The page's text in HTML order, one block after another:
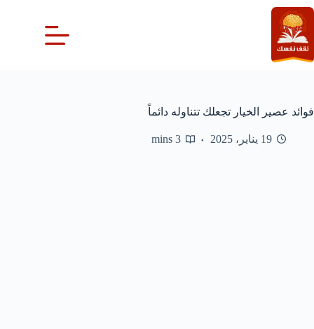
التجاوز
إلى
المحتوى
فوائد عصير الخيار تجعلك تتناوله دائماً
19 يناير، 2025 3 mins